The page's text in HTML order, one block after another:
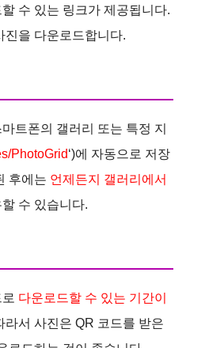
수 있는 링크가 제공됩니다.
진을 다운로드합니다.
트폰의 갤러리 또는 특정 지
PhotoGrid‘)에 자동으로 저장
후에는 언제든지 갤러리에서
수 있습니다.
다운로드할 수 있는 기간이
라서 사진은 QR 코드를 받은